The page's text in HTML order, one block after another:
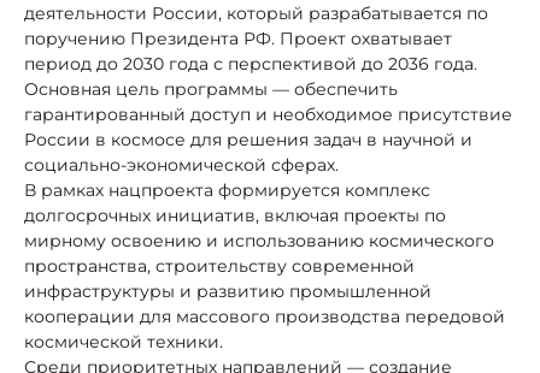
деятельности России, который разрабатывается по
поручению Президента РФ. Проект охватывает
период до 2030 года с перспективой до 2036 года.
Основная цель программы — обеспечить
гарантированный доступ и необходимое присутствие
России в космосе для решения задач в научной и
социально-экономической сферах.
В рамках нацпроекта формируется комплекс
долгосрочных инициатив, включая проекты по
мирному освоению и использованию космического
пространства, строительству современной
инфраструктуры и развитию промышленной
кооперации для массового производства передовой
космической техники.
Среди приоритетных направлений — создание